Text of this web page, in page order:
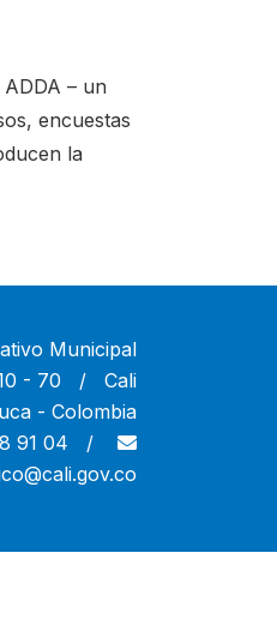
– un
encuestas
la
Municipal
- 70 / Cali
- Colombia
91 04 /